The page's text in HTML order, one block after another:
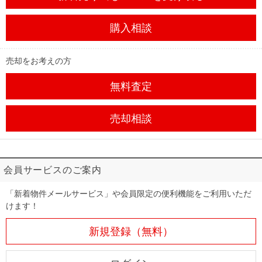
購入相談
売却をお考えの方
無料査定
売却相談
会員サービスのご案内
「新着物件メールサービス」や会員限定の便利機能をご利用いただ
けます！
新規登録（無料）